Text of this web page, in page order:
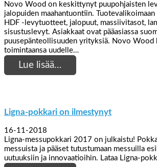
Novo Wood on keskittynyt puupohjaisten
jalopuiden maahantuontiin.
HDF -levytuotteet, jalopuut, massiivitasot,
sisustuslevyt. Asiakkaat ovat pääasiassa
puusepänteollisuuden yrityksiä. Novo Wood
toimintaansa uudelle…
Lue lisää…
Ligna-pokkari on ilmestynyt
16-11-2018
Ligna-messupokkari 2017 on julkaistu!
messuista ja pääset tutustumaan messuilla
uutuuksiin ja innovaatioihin. Lataa Ligna-